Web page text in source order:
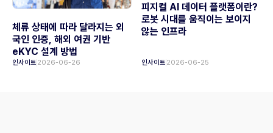
체류 상태에 따라 달라지는 외
국인 인증, 해외 여권 기반
eKYC 설계 방법
인사이트 2026-06-26
피지컬 AI 데이터 플랫폼이란?
로봇 시대를 움직이는 보이지
않는 인프라
인사이트 2026-06-25